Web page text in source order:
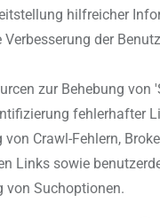
hilfreicher
der
zur Behebung von
fehlerhafter
Crawl-Fehlern,
Links sowie
von Suchoptionen.